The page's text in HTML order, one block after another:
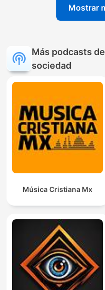
Mostrar
Más podcasts
sociedad
Música Cristiana Mx